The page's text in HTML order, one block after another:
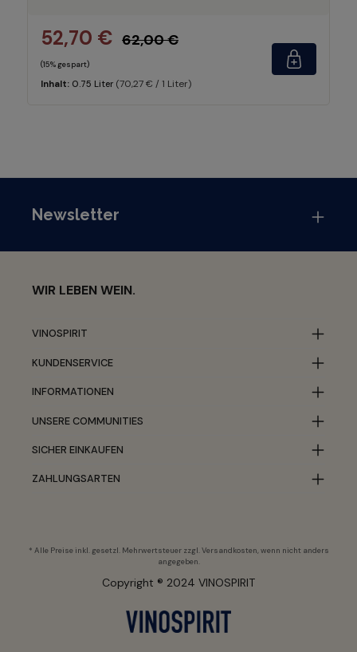
52,70 € 62,00 €
(15% gespart)
Inhalt: 0.75 Liter (70,27 € / 1 Liter)
Newsletter
WIR LEBEN WEIN.
VINOSPIRIT
KUNDENSERVICE
INFORMATIONEN
UNSERE COMMUNITIES
SICHER EINKAUFEN
ZAHLUNGSARTEN
* Alle Preise inkl. gesetzl. Mehrwertsteuer zzgl.Versandkosten, wenn nicht anders
angegeben.
Copyright ® 2024 VINOSPIRIT